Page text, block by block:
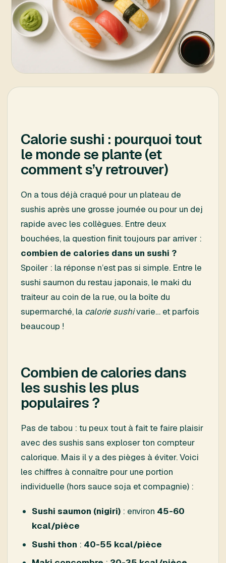
Calorie sushi : pourquoi tout
le monde se plante (et
comment s’y retrouver)
On a tous déjà craqué pour un plateau de
sushis après une grosse journée ou pour un dej
rapide avec les collègues. Entre deux
bouchées, la question finit toujours par arriver :
combien de calories dans un sushi ?
Spoiler : la réponse n’est pas si simple. Entre le
sushi saumon du restau japonais, le maki du
traiteur au coin de la rue, ou la boîte du
supermarché, la calorie sushivarie… et parfois
beaucoup !
Combien de calories dans
les sushis les plus
populaires ?
Pas de tabou : tu peux tout à fait te faire plaisir
avec des sushis sans exploser ton compteur
calorique. Mais il y a des pièges à éviter. Voici
les chiffres à connaître pour une portion
individuelle (hors sauce soja et compagnie) :
Sushi saumon (nigiri): environ 45-60
kcal/pièce
Sushi thon : 40-55 kcal/pièce